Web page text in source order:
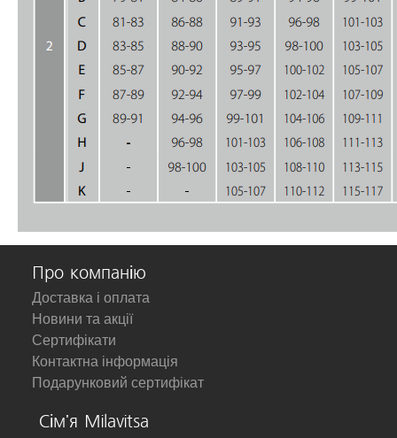
Про компанію
Доставка і оплата
Новини та акції
Сертифікати
Контактна інформація
Подарунковий сертифікат
Сім'я Milavitsa